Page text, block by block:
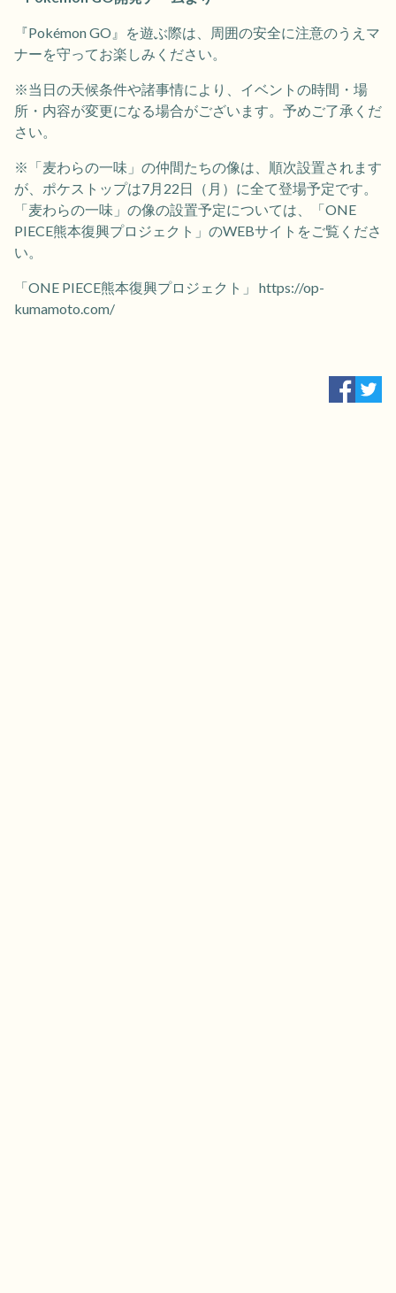
『Pokémon GO』を遊ぶ際は、周囲の安全に注意のうえマ
ナーを守ってお楽しみください。
※当日の天候条件や諸事情により、イベントの時間・場
所・内容が変更になる場合がございます。予めご了承くだ
さい。
※「麦わらの一味」の仲間たちの像は、順次設置されます
が、ポケストップは7月22日（月）に全て登場予定です。
「麦わらの一味」の像の設置予定については、「ONE
PIECE熊本復興プロジェクト」のWEBサイトをご覧くださ
い。
「ONE PIECE熊本復興プロジェクト」 https://op-
kumamoto.com/